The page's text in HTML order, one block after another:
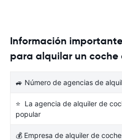
Información
para alquilar un coche
🚙 Número de agencias de
⭐ La agencia de alquiler de
popular
💰 Empresa de alquiler de